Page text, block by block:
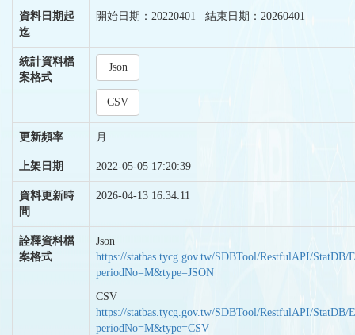
資料日期起
迄
開始日期：20220401 結束日期：20260401
統計資料檔
案格式
Json
CSV
更新頻率 月
上架日期 2022-05-05 17:20:39
資料更新時
間
2026-04-13 16:34:11
詮釋資料檔
案格式
Json
https://statbas.tycg.gov.tw/SDBTool/RestfulAPI/StatDB/
periodNo=M&type=JSON
CSV
https://statbas.tycg.gov.tw/SDBTool/RestfulAPI/StatDB/
periodNo=M&type=CSV